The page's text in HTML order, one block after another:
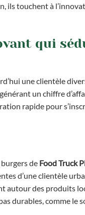
ils touchent à
qui
une clientèle
un chiffre
rapide pour
de Food Truck
d’une clientèle
autour des produits
durables, comme le